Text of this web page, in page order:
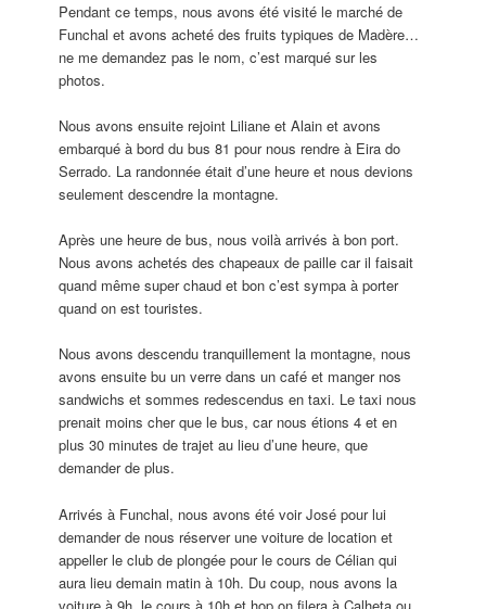
Pendant ce temps, nous avons été visité le marché de
Funchal et avons acheté des fruits typiques de Madère…
ne me demandez pas le nom, c’est marqué sur les
photos.
Nous avons ensuite rejoint Liliane et Alain et avons
embarqué à bord du bus 81 pour nous rendre à Eira do
Serrado. La randonnée était d’une heure et nous devions
seulement descendre la montagne.
Après une heure de bus, nous voilà arrivés à bon port.
Nous avons achetés des chapeaux de paille car il faisait
quand même super chaud et bon c’est sympa à porter
quand on est touristes.
Nous avons descendu tranquillement la montagne, nous
avons ensuite bu un verre dans un café et manger nos
sandwichs et sommes redescendus en taxi. Le taxi nous
prenait moins cher que le bus, car nous étions 4 et en
plus 30 minutes de trajet au lieu d’une heure, que
demander de plus.
Arrivés à Funchal, nous avons été voir José pour lui
demander de nous réserver une voiture de location et
appeller le club de plongée pour le cours de Célian qui
aura lieu demain matin à 10h. Du coup, nous avons la
voiture à 9h, le cours à 10h et hop on filera à Calheta ou